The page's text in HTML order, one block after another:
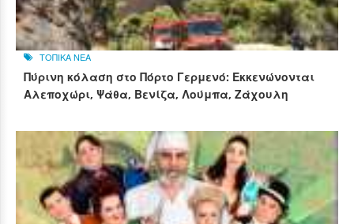
ΤΟΠΙΚΑ ΝΕΑ
Πύρινη κόλαση στο Πόρτο Γερμενό: Εκκενώνονται
Αλεποχώρι, Ψάθα, Βενίζα, Λούμπα, Ζάχουλη